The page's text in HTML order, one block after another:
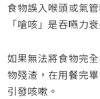
食物誤入喉頭或氣
「嗆咳」是吞嚥力
如果無法將食物完
物殘渣，在用餐完
引發咳嗽。